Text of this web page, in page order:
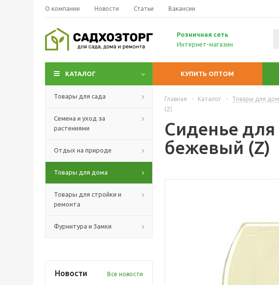
О компании Новости Статьи Вакансии
Розничная сеть
Интернет-магазин
КАТАЛОГ КУПИТЬ ОПТОМ
Товары для сада
Семена и уход за
растениями
Отдых на природе
Товары для дома
Товары для стройки и
ремонта
Фурнитура и Замки
Новости Все новости
Главная - Каталог - Товары для
(Z)
Сиденье для
бежевый (Z)